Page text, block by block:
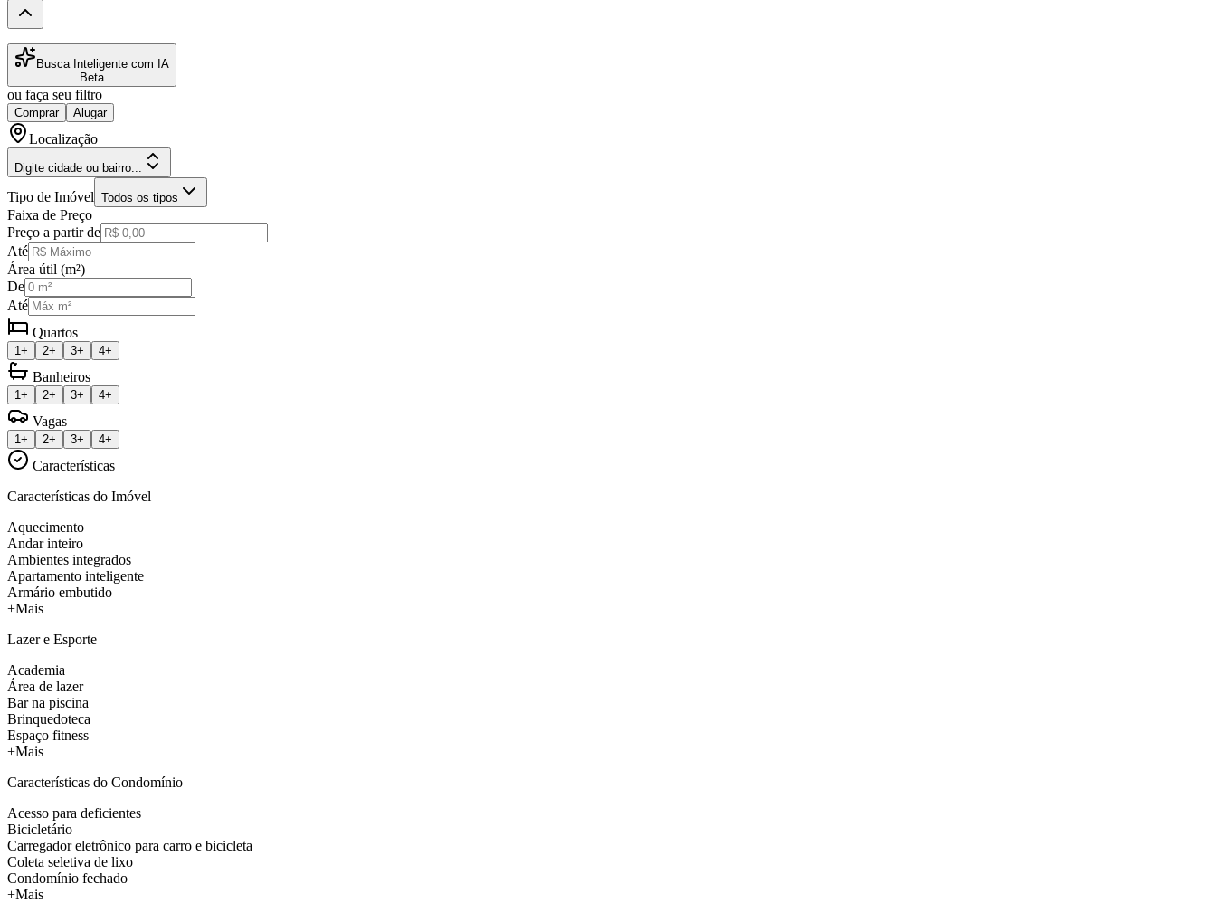
Busca Inteligente com IA
Beta
ou faça seu filtro
Comprar Alugar
Localização
Digite cidade ou bairro...
Tipo de Imóvel Todos os tipos
Faixa de Preço
Preço a partir de
Até
Área útil (m²)
De
Até
Quartos
1+ 2+ 3+ 4+
Banheiros
1+ 2+ 3+ 4+
Vagas
1+ 2+ 3+ 4+
Características
Características do Imóvel
Aquecimento
Andar inteiro
Ambientes integrados
Apartamento inteligente
Armário embutido
+Mais
Lazer e Esporte
Academia
Área de lazer
Bar na piscina
Brinquedoteca
Espaço fitness
+Mais
Características do Condomínio
Acesso para deficientes
Bicicletário
Carregador eletrônico para carro e bicicleta
Coleta seletiva de lixo
Condomínio fechado
+Mais